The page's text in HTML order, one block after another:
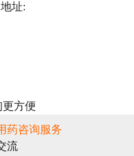
址:
方便
药咨询服务
流